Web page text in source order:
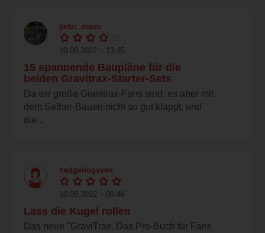
petzi_maus
10.08.2022 – 13:25
15 spannende Baupläne für die
beiden Gravitrax-Starter-Sets
Da wir große Gravitrax-Fans sind, es aber mit
dem Selber-Bauen nicht so gut klappt, und
die...
hedgehogsven
10.08.2022 – 09:46
Lass die Kugel rollen
Das neue "GraviTrax. Das Pro-Buch für Fans